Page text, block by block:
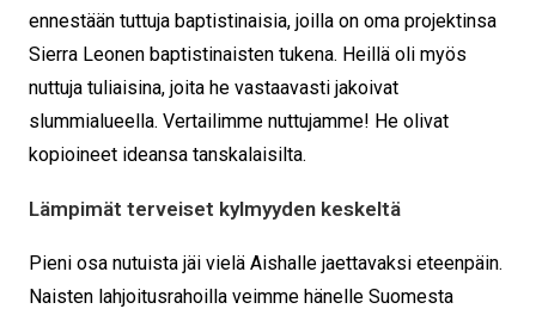
ennestään tuttuja baptistinaisia, joilla on oma projektinsa
Sierra Leonen baptistinaisten tukena. Heillä oli myös
nuttuja tuliaisina, joita he vastaavasti jakoivat
slummialueella. Vertailimme nuttujamme! He olivat
kopioineet ideansa tanskalaisilta.
Lämpimät terveiset kylmyyden keskeltä
Pieni osa nutuista jäi vielä Aishalle jaettavaksi eteenpäin.
Naisten lahjoitusrahoilla veimme hänelle Suomesta